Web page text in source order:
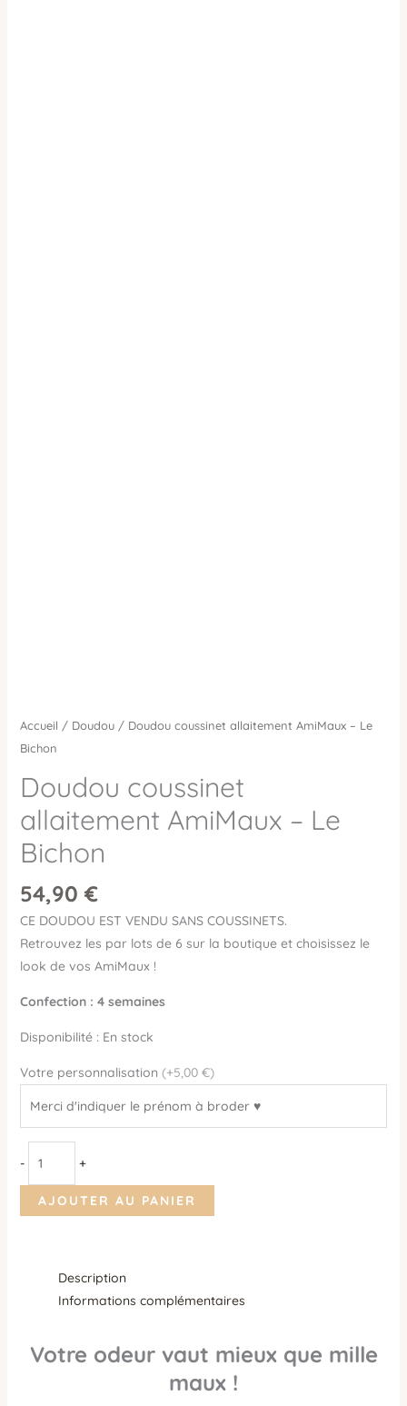
Accueil / Doudou/ Doudou coussinet allaitement AmiMaux – Le
Bichon
Doudou coussinet
allaitement AmiMaux – Le
Bichon
54,90 €
CE DOUDOU EST VENDU SANS COUSSINETS.
Retrouvez les par lots de 6 sur la boutique et choisissez le
look de vos AmiMaux !
Confection : 4 semaines
Disponibilité : En stock
Votre personnalisation (+5,00 €)
- +
AJOUTER AU PANIER
Description
Informations complémentaires
Votre odeur vaut mieux que mille
maux !